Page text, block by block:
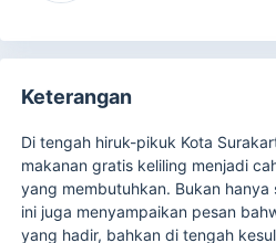
Keterangan
Di tengah hiruk-pikuk Kota
makanan gratis keliling menjadi
yang membutuhkan. Bukan
ini juga menyampaikan pesan
yang hadir, bahkan di tengah